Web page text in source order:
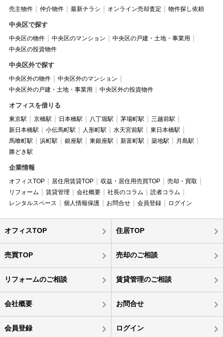
売主物件 仲介物件 最新チラシ オンライン売却査定 物件探し依頼
中央区で探す
中央区の物件 中央区のマンション
中央区の戸建・土地・事業用
中央区の投資物件
中央区外で探す
中央区外の物件
中央区外のマンション
中央区外の戸建・土地・事業用
中央区外の投資物件
オフィスを借りる
東京駅 京橋駅 日本橋駅 八丁堀駅 茅場町駅
三越前駅
新日本橋駅
小伝馬町駅 人形町駅 水天宮前駅
東日本橋駅
馬喰町駅
浜町駅 銀座駅 東銀座駅 新富町駅 築地駅
月島駅
勝どき駅
企業情報
オフィスTOP 居住用賃貸TOP 収益・居住用売買TOP
売却・買取
リフォーム
賃貸管理 会社概要 社長のコラム
読者コラム
レンタルスペース
個人情報保護 お問合せ 会員登録 ログイン
オフィスTOP 住居TOP
売買TOP 売却のご相談
リフォームのご相談 賃貸管理のご相談
会社概要 お問合せ
会員登録 ログイン